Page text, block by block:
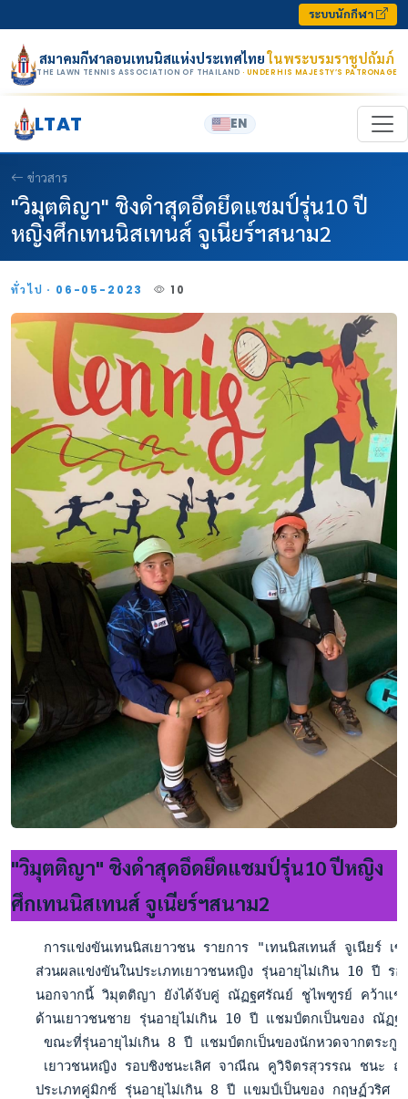
ระบบนักกีฬา
สมาคมกีฬาลอนเทนนิสแห่งประเทศไทยในพระบรมราชูปถัมภ์
THE LAWN TENNIS ASSOCIATION OF THAILAND · UNDER HIS MAJESTY’S PATRONAGE
LTAT EN
ข่าวสาร
"วิมุตติญา" ชิงดำสุดอึดยึดแชมป์รุ่น10 ปี
หญิงศึกเทนนิสเทนส์ จูเนียร์ฯสนาม2
ทั่วไป · 06-05-2023 10
"วิมุตติญา" ชิงดำสุดอึดยึดแชมป์รุ่น10 ปีหญิง
ศึกเทนนิสเทนส์ จูเนียร์ฯสนาม2
การแข่งขันเทนนิสเยาวชน รายการ "เทนนิสเทนส์ จูเนียร์
ส่วนผลแข่งขันในประเภทเยาวชนหญิง รุ่นอายุไม่เกิน 10 ปี
นอกจากนี้ วิมุตติญา ยังได้จับคู่ ณัฏฐศรัณย์ ชูไพฑูรย์ คว้าแชม
ด้านเยาวชนชาย รุ่นอายุไม่เกิน 10 ปี แชมป์ตกเป็นของ ณัฏ
ขณะที่รุ่นอายุไม่เกิน 8 ปี แชมป์ตกเป็นของนักหวดจากตระ
เยาวชนหญิง รอบชิงชนะเลิศ จาณีณ คูวิจิตรสุวรรณ ชนะ
ประเภทคู่มิกซ์ รุ่นอายุไม่เกิน 8 ปี แขมป์เป็นของ กฤษฏ์วริ